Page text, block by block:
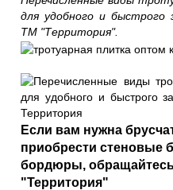
для удобного и быстрого
ТМ "Территория".
Если вам нужна
приобрести стеновые
бордюры,
"Территория"